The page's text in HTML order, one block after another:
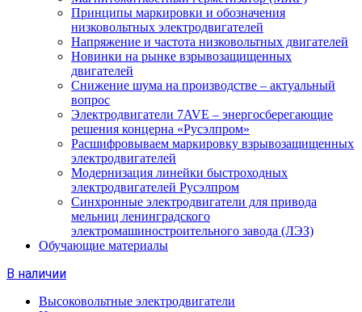
Принципы маркировки и обозначения
низковольтных электродвигателей
Напряжение и частота низковольтных двигателей
Новинки на рынке взрывозащищенных
двигателей
Снижение шума на производстве – актуальный
вопрос
Электродвигатели 7AVE – энергосберегающие
решения концерна «Русэлпром»
Расшифровываем маркировку взрывозащищенных
электродвигателей
Модернизация линейки быстроходных
электродвигателей Русэлпром
Синхронные электродвигатели для привода
мельниц ленинградского
электромашиностроительного завода (ЛЭЗ)
Обучающие материалы
В наличии
Высоковольтные электродвигатели